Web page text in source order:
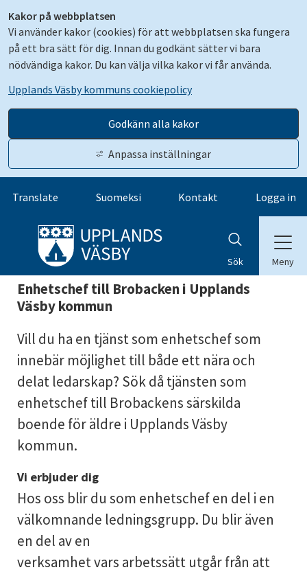
Kakor på webbplatsen
Vi använder kakor (cookies) för att webbplatsen ska fungera
på ett bra sätt för dig. Innan du godkänt sätter vi bara
nödvändiga kakor. Du kan välja vilka kakor vi får använda.
Upplands Väsby kommuns cookiepolicy
Godkänn alla kakor
Anpassa inställningar
Gå till innehåll
Translate Suomeksi Kontakt Logga in
Sök Meny
Enhetschef till Brobacken i Upplands
Väsby kommun
Vill du ha en tjänst som enhetschef som
innebär möjlighet till både ett nära och
delat ledarskap? Sök då tjänsten som
enhetschef till Brobackens särskilda
boende för äldre i Upplands Väsby
kommun.
Vi erbjuder dig
Hos oss blir du som enhetschef en del i en
välkomnande ledningsgrupp. Du blir även
en del av en
verksamhet vars arbetssätt utgår från att